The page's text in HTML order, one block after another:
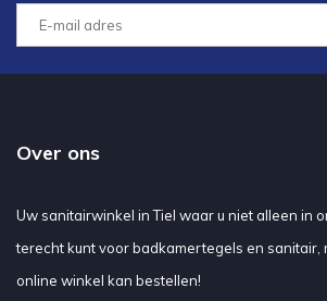
Over ons
Uw sanitairwinkel in Tiel waar u niet alleen in
terecht kunt voor badkamertegels en sanitair,
online winkel kan bestellen!